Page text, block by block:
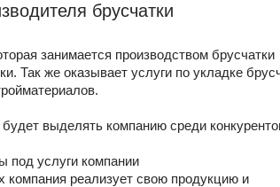
брусчатки
занимается производством брусчатки
Так же оказывает услуги по укладке
выделять компанию среди
под услуги компании
компания реализует свою продукцию и